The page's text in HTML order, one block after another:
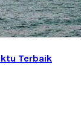
Terbaik